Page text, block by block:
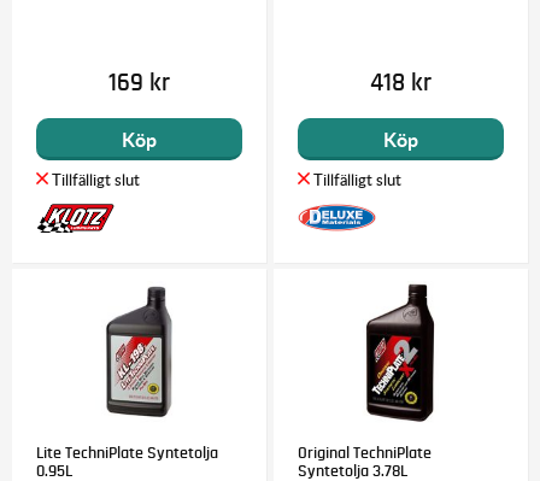
169 kr
Köp
418 kr
Köp
Lite TechniPlate Syntetolja
0.95L
Original TechniPlate
Syntetolja 3.78L